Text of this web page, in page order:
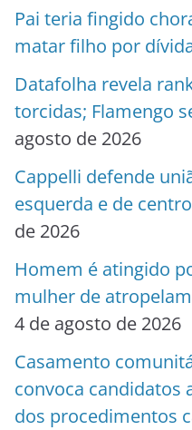
Pai teria fingido
matar filho por
Datafolha revela
torcidas; Flamengo
agosto de 2026
Cappelli defende
esquerda e de
de 2026
Homem é atingido
mulher de
4 de agosto de 2026
Casamento
convoca candidatos
dos procedimentos